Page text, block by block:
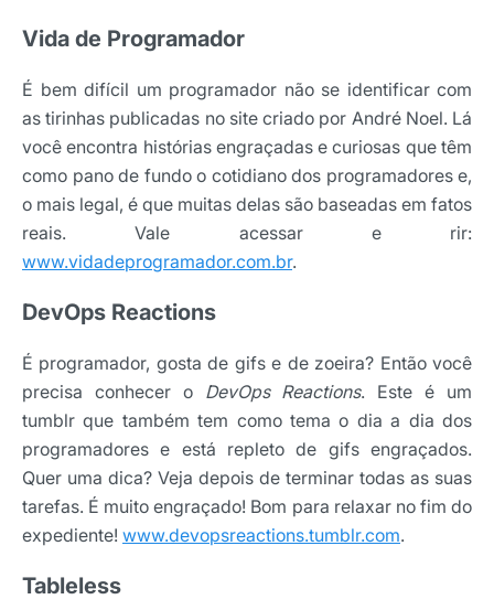
Vida de Programador
É bem difícil um programador não se identificar com
as tirinhas publicadas no site criado por André Noel. Lá
você encontra histórias engraçadas e curiosas que têm
como pano de fundo o cotidiano dos programadores e,
o mais legal, é que muitas delas são baseadas em fatos
reais. Vale acessar e rir:
www.vidadeprogramador.com.br.
DevOps Reactions
É programador, gosta de gifs e de zoeira? Então você
precisa conhecer o DevOps Reactions. Este é um
tumblr que também tem como tema o dia a dia dos
programadores e está repleto de gifs engraçados.
Quer uma dica? Veja depois de terminar todas as suas
tarefas. É muito engraçado! Bom para relaxar no fim do
expediente! www.devopsreactions.tumblr.com.
Tableless